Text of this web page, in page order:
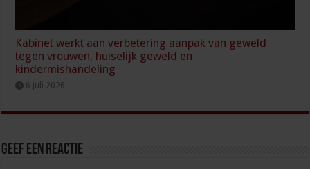
Kabinet werkt aan verbetering aanpak van geweld
tegen vrouwen, huiselijk geweld en
kindermishandeling
6 juli 2026
Geef een reactie